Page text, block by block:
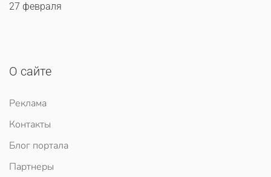
27 февраля
О сайте
Реклама
Контакты
Блог портала
Партнеры